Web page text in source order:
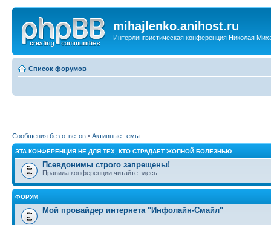
mihajlenko.anihost.ru
Интерлингвистическая конференция Николая
Список форумов
Сообщения без ответов • Активные темы
ЭТА КОНФЕРЕНЦИЯ НЕ ДЛЯ ТЕХ, КТО СТРАДАЕТ ЖОПНОЙ БОЛЕЗНЬЮ
Псевдонимы строго запрещены!
Правила конференции читайте здесь
ФОРУМ
Мой провайдер интернета "Инфолайн-Смайл"